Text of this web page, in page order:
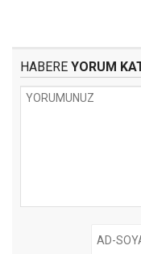
HABERE YORUM